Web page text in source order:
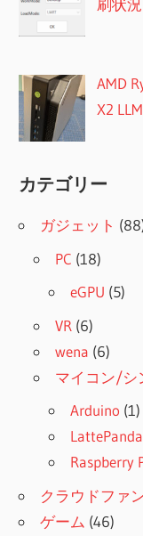
刷状
AMD
X2
カテゴリー
ガジェット
PC (18)
eGPU (5)
VR (6)
wena (6)
マイコン/シ
Arduino (1)
LattePanda
Raspberry
クラウドファ
ゲーム (46)